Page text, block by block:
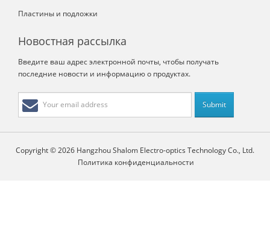
Пластины и подложки
Новостная рассылка
Введите ваш адрес электронной почты, чтобы получать
последние новости и информацию о продуктах.
Copyright © 2026 Hangzhou Shalom Electro-optics Technology Co., Ltd.
Политика конфиденциальности